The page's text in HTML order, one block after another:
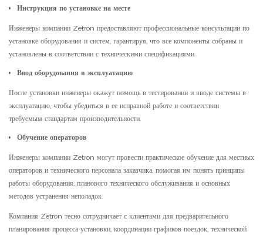
Инструкция по установке на месте
Инженеры компании Zetron предоставляют профессиональные консультации по
установке оборудования и систем, гарантируя, что все компоненты собраны и
установлены в соответствии с техническими спецификациями.
Ввод оборудования в эксплуатацию
После установки инженеры окажут помощь в тестировании и вводе системы в
эксплуатацию, чтобы убедиться в ее исправной работе и соответствии
требуемым стандартам производительности.
Обучение операторов
Инженеры компании Zetron могут провести практическое обучение для местных
операторов и технического персонала заказчика, помогая им понять принципы
работы оборудования, планового технического обслуживания и основных
методов устранения неполадок.
Компания Zetron тесно сотрудничает с клиентами для предварительного
планирования процесса установки, координации графиков поездок, технической